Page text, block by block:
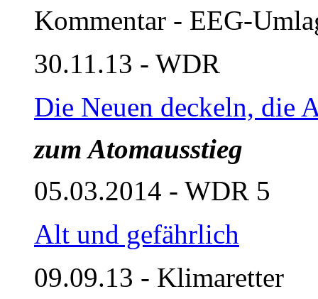
Kommentar - EEG-
30.11.13 - WDR
Die Neuen deckeln, die
zum Atomausstieg
05.03.2014 - WDR 5
Alt und gefährlich
09.09.13 - Klimaretter